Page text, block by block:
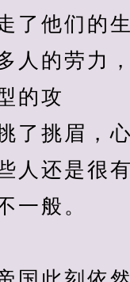
了他们的生
的劳力，
的攻
挑眉，心
人还是很
一般。